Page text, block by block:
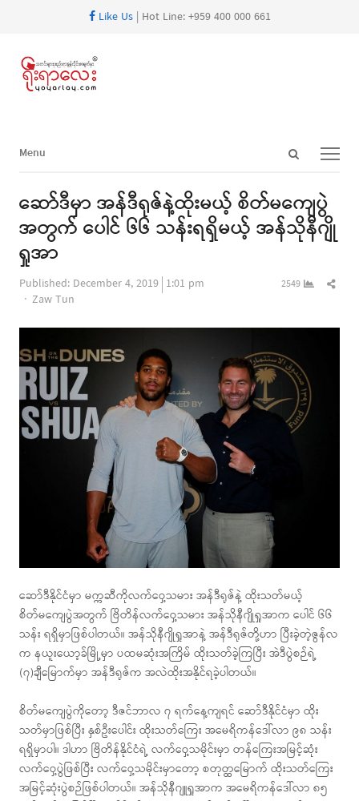
Like Us| Hot Line: +959 400 000 661
Open
panel
Menu
Menu
ဆော်ဒီမှာ အန်ဒီရုဇ်နဲ့ထိုးမယ့် စိတ်မကျေပွဲ
အတွက် ပေါင် ၆၆ သန်းရရှိမယ့် အန်သိုနီဂျို
ရှုအာ
Published: December 4, 2019 1:01 pm
Author
Zaw Tun
2549
ဆော်ဒီနိုင်ငံမှာ မက္ကဆီကိုလက်ဝှေ့သမား အန်ဒီရုဇ်နဲ့ ထိုးသတ်မယ့်
စိတ်မကျေပွဲအတွက် ဗြိတိန်လက်ဝှေ့သမား အန်သိုနီဂျိုရှုအာက ပေါင် ၆၆
သန်း ရရှိမှာဖြစ်ပါတယ်။ အန်သိုနီဂျိုရှုအာနဲ့ အန်ဒီရုဇ်တို့ဟာ ပြီးခဲ့တဲ့ဇွန်လ
က နယူးယော့ခ်မြို့မှာ ပထမဆုံးအကြိမ် ထိုးသတ်ခဲ့ကြပြီး အဲဒီပွဲစဉ်ရဲ့
(၇)ချီမြောက်မှာ အန်ဒီရုဇ်က အလဲထိုးအနိုင်ရခဲ့ပါတယ်။
စိတ်မကျေပွဲကိုတော့ ဒီဇင်ဘာလ ၇ ရက်နေ့ကျရင် ဆော်ဒီနိုင်ငံမှာ ထိုး
သတ်မှာဖြစ်ပြီး နှစ်ဦးပေါင်း ထိုးသတ်ကြေး အမေရိကန်ဒေါ်လာ ၉၈ သန်း
ရရှိမှာပါ။ ဒါဟာ ဗြိတိန်နိုင်ငံရဲ့ လက်ဝှေ့သမိုင်းမှာ တန်ကြေးအမြင့်ဆုံး
လက်ဝှေ့ပွဲဖြစ်ပြီး လက်ဝှေ့သမိုင်းမှာတော့ စတုတ္ထမြောက် ထိုးသတ်ကြေး
အမြင့်ဆုံးပွဲစဉ်ဖြစ်ပါတယ်။ အန်သိုနီဂျူရှုအာက အမေရိကန်ဒေါ်လာ ၈၅